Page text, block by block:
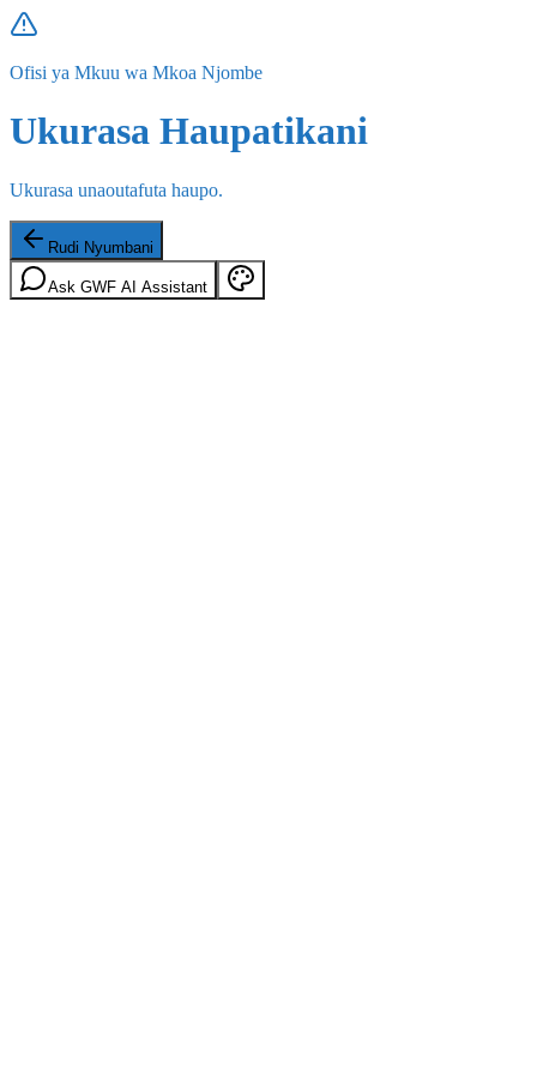
Ofisi ya Mkuu wa Mkoa Njombe
Ukurasa Haupatikani
Ukurasa unaoutafuta haupo.
Rudi Nyumbani
Ask GWF AI Assistant